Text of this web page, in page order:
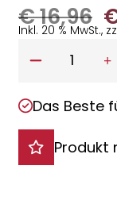
€16,96
€
Inkl. 20 % MwSt.,
1
Das Beste
Produkt